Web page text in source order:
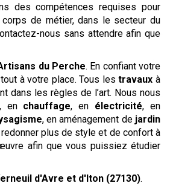
des compétences requises pour
de métier, dans le secteur du
nous sans attendre afin que
du Perche. En confiant votre
à votre place. Tous lestravaux à
dans les règles de l’art. Nous nous
, en chauffage, en électricité, en
, en aménagement de jardin
plus de style et de confort à
afin que vous puissiez étudier
d'Avre et d'Iton (27130).